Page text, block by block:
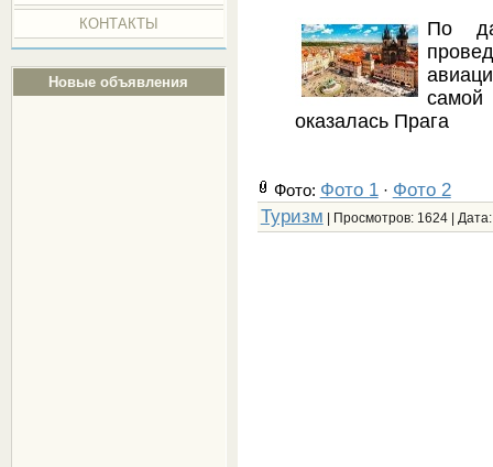
КОНТАКТЫ
Новые объявления
По
самой
оказалась Прага
Фото: Фото 1· Фото 2
Туризм | Просмотров: 1624 |